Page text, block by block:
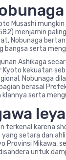
Musashi
menjamin
Nobunaga
bangsa serta
Ashikaga
Kyoto kekuatan
Nobunaga
berasal
serta
terkenal karena
setara dan
Provinsi Mikawa,
untuk